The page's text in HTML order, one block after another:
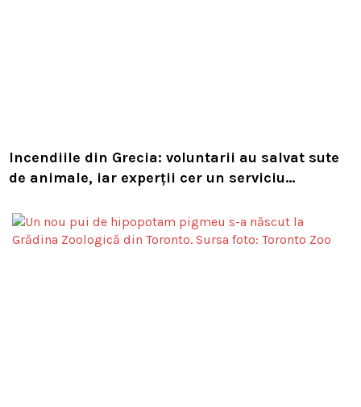
Incendiile din Grecia: voluntarii au salvat sute
de animale, iar experții cer un serviciu